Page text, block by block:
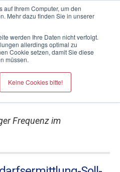
auf Ihrem Computer, um den
Mehr dazu finden Sie in unserer
werden Ihre Daten nicht verfolgt.
allerdings optimal zu
Cookie setzen, damit Sie diese
müssen.
Keine Cookies bitte!
mit Thomas Witt
für
mehr
Frequenz im